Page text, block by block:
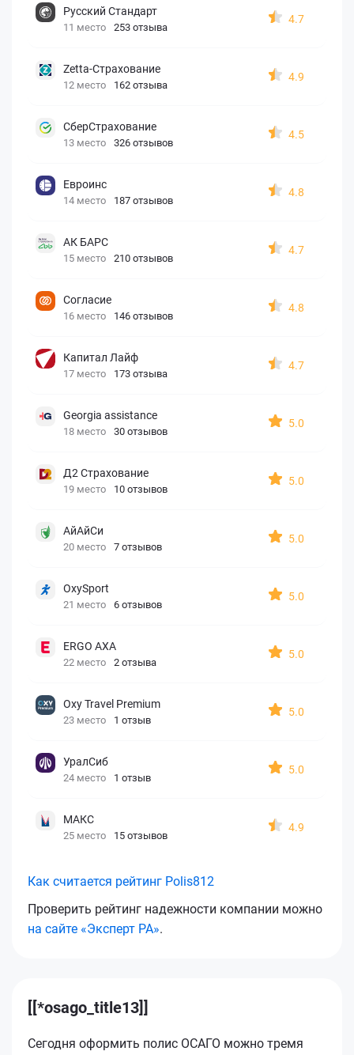
Русский Стандарт
11 место 253 отзыва
4.7
Zetta-Страхование
12 место 162 отзыва
4.9
СберСтрахование
13 место 326 отзывов
4.5
Евроинс
14 место 187 отзывов
4.8
АК БАРС
15 место 210 отзывов
4.7
Согласие
16 место 146 отзывов
4.8
Капитал Лайф
17 место 173 отзыва
4.7
Georgia assistance
18 место 30 отзывов
5.0
Д2 Страхование
19 место 10 отзывов
5.0
АйАйСи
20 место 7 отзывов
5.0
OxySport
21 место 6 отзывов
5.0
ERGO AXA
22 место 2 отзыва
5.0
Oxy Travel Premium
23 место 1 отзыв
5.0
УралСиб
24 место 1 отзыв
5.0
МАКС
25 место 15 отзывов
4.9
Как считается рейтинг Polis812
Проверить рейтинг надежности компании можно
на сайте «Эксперт РА».
[[*osago_title13]]
Сегодня оформить полис ОСАГО можно тремя